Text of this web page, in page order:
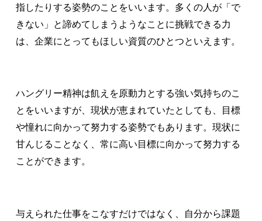
指したりする姿勢のことをいいます。多くの人が「で
きない」と諦めてしまうようなことに挑戦できる力
は、企業にとってもほしい資質のひとつといえます。
ハングリー精神は飢えを原動力とする強い気持ちのこ
とをいいますが、現状が恵まれていたとしても、目標
や憧れに向かって努力する姿勢でもあります。現状に
甘んじることなく、常に高い目標に向かって努力する
ことができます。
与えられた仕事をこなすだけではなく、自分から課題